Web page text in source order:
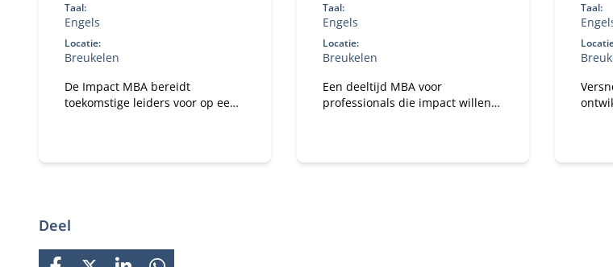
Taal:
Engels
Locatie:
Breukelen
De Impact MBA bereidt
toekomstige leiders voor op een
Taal:
Engels
Locatie:
Breukelen
Een deeltijd MBA voor
professionals die impact willen
Taal:
Deel